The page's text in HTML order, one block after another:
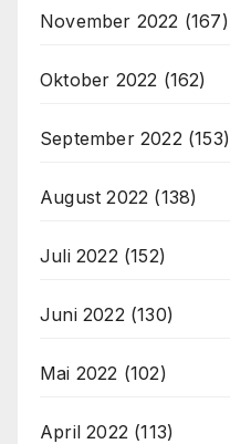
November 2022 (167)
Oktober 2022 (162)
September 2022 (153)
August 2022 (138)
Juli 2022 (152)
Juni 2022 (130)
Mai 2022 (102)
April 2022 (113)